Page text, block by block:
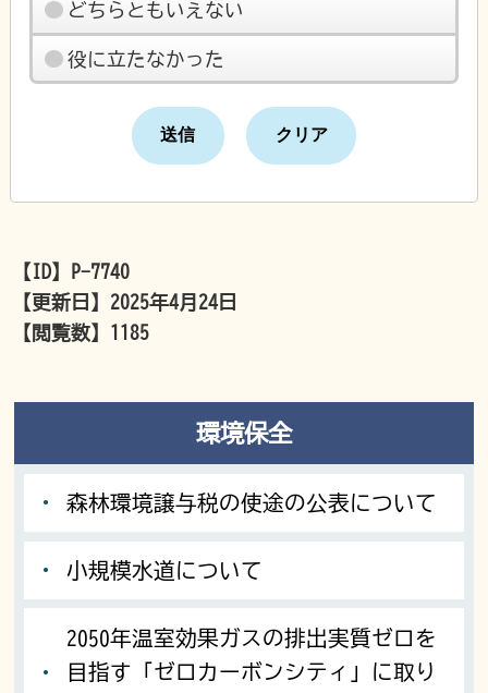
どちらともいえない
役に立たなかった
【ID】
P-7740
【更新日】 2025年4月24日
【閲覧数】 1185
環境保全
森林環境譲与税の使途の公表について
小規模水道について
2050年温室効果ガスの排出実質ゼロを
目指す「ゼロカーボンシティ」に取り